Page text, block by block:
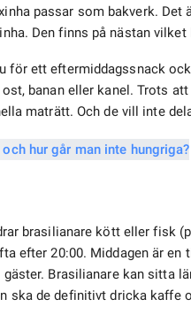
passar som bakverk.
Den finns på nästan
för ett eftermiddagssnack
banan eller kanel. Trots
maträtt. Och de vill inte
brasilianare kött eller fisk
efter 20:00. Middagen är
Brasilianare kan sitta
ska de definitivt dricka kaffe